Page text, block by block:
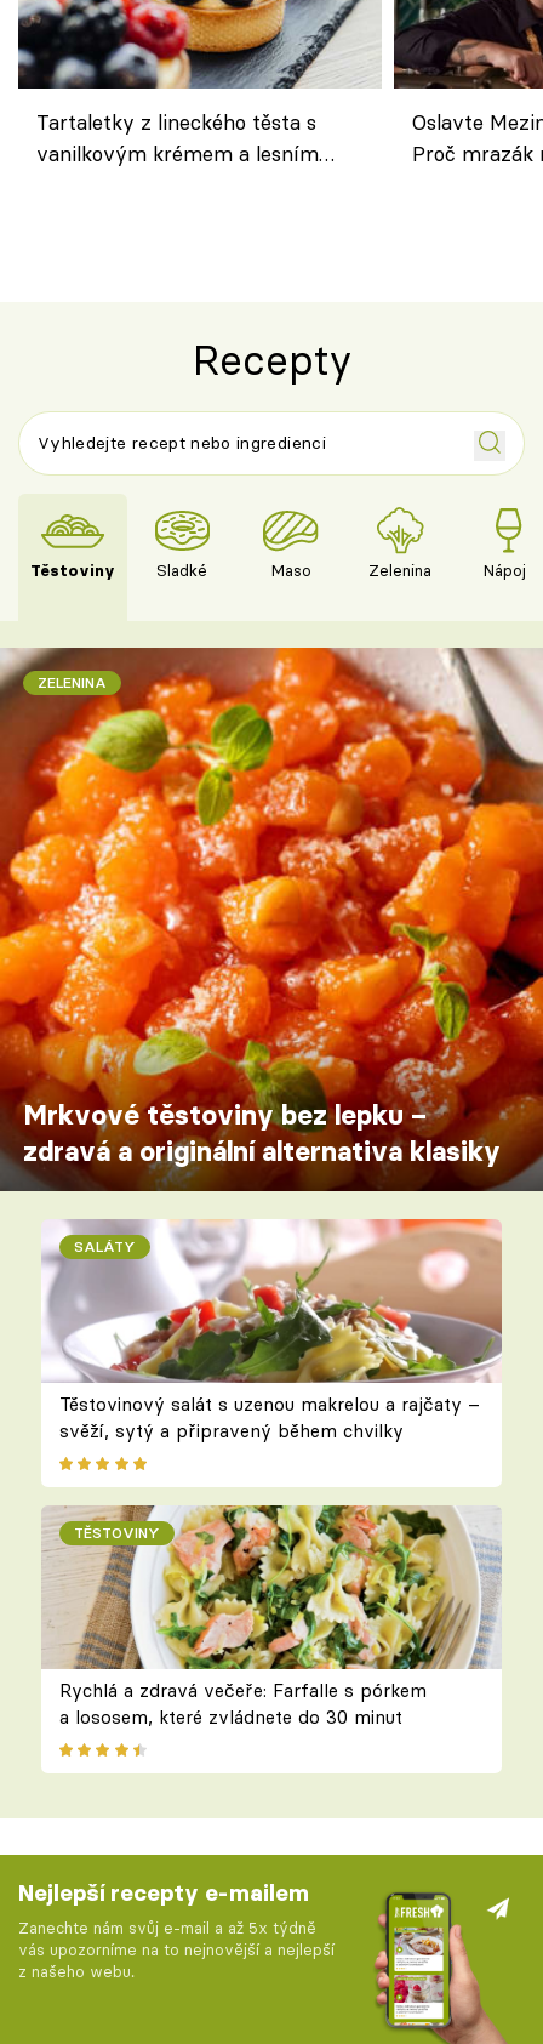
Tartaletky z lineckého těsta s
vanilkovým krémem a lesním
Oslavte
Proč
Recepty
Těstoviny Sladké Maso Zelenina Nápoje
ZELENINA
Mrkvové těstoviny bez lepku –
zdravá a originální alternativa klasiky
SALÁTY
Těstovinový salát s uzenou makrelou a rajčaty –
svěží, sytý a připravený během chvilky
TĚSTOVINY
Rychlá a zdravá večeře: Farfalle s pórkem
a lososem, které zvládnete do 30 minut
Nejlepší recepty e-mailem
Zanechte nám svůj e-mail a až 5x týdně
vás upozorníme na to nejnovější a nejlepší
z našeho webu.